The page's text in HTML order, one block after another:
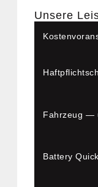
Unse­re
Fahr­zeug —
Bat­tery